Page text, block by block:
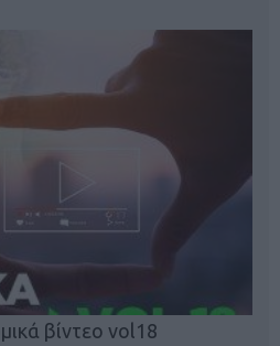
βίντεο vol18